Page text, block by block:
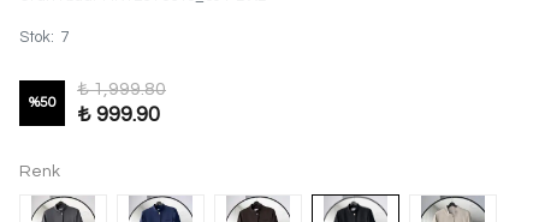
Stok: 7
%50
₺ 1,999.80
₺ 999.90
Renk